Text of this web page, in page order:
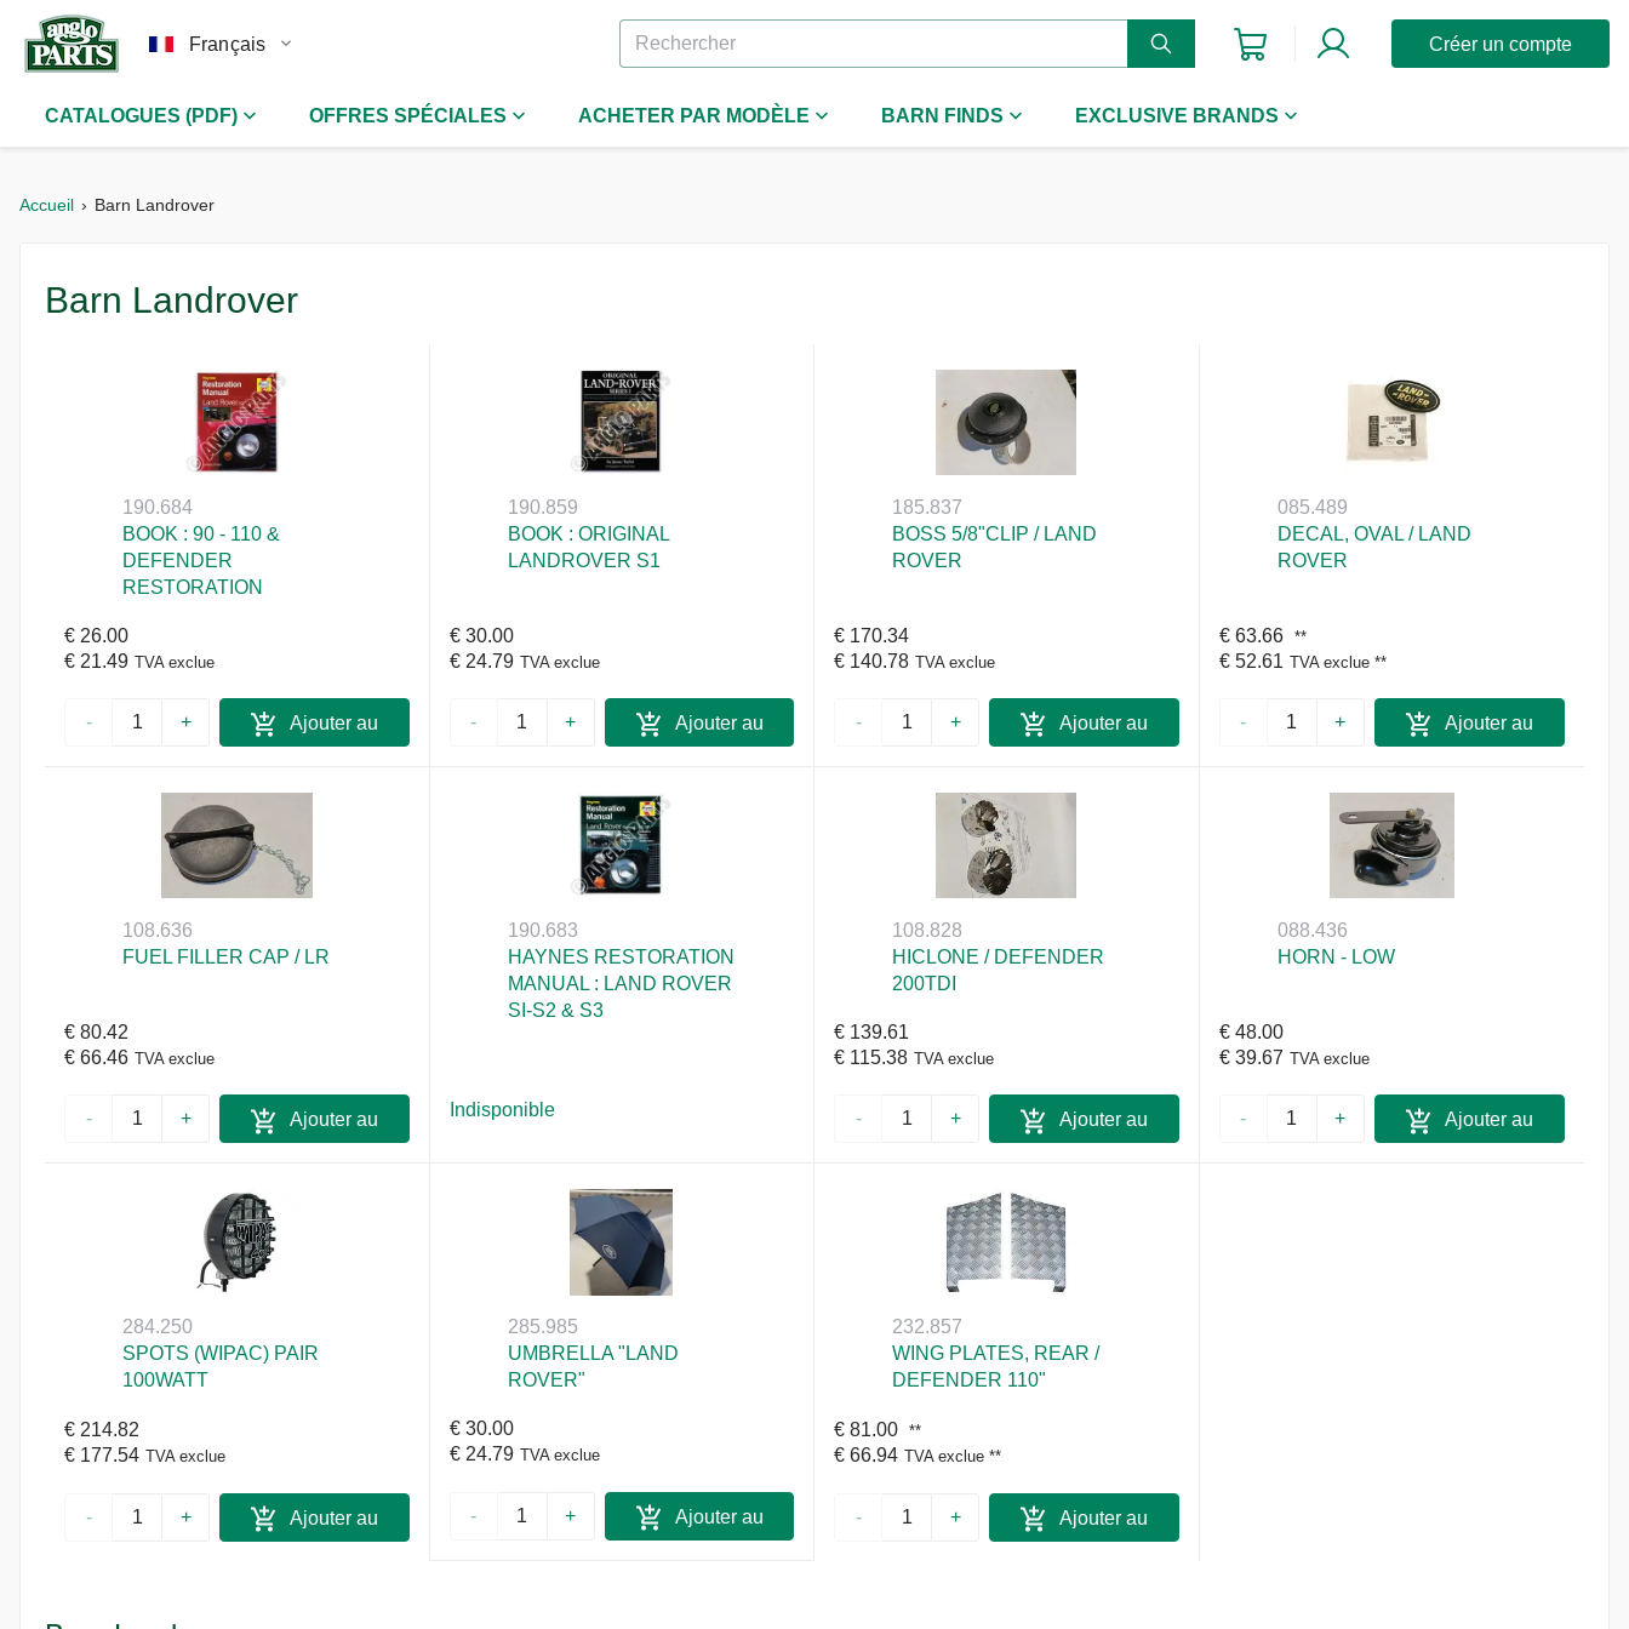
Français Créer un compte
CATALOGUES (PDF) OFFRES SPÉCIALES ACHETER PAR MODÈLE BARN FINDS EXCLUSIVE BRANDS
Accueil Barn Landrover
Barn Landrover
190.684
BOOK : 90 - 110 &
DEFENDER
RESTORATION
€ 26.00
€ 21.49 TVA exclue
- +
Ajouter au
190.859
BOOK : ORIGINAL
LANDROVER S1
€ 30.00
€ 24.79 TVA exclue
- +
Ajouter au
185.837
BOSS 5/8"CLIP / LAND
ROVER
€ 170.34
€ 140.78 TVA exclue
- +
Ajouter au
085.489
DECAL, OVAL / LAND
ROVER
€ 63.66 **
€ 52.61 TVA exclue**
- +
Ajouter au
108.636
FUEL FILLER CAP / LR
€ 80.42
€ 66.46 TVA exclue
- +
Ajouter au
190.683
HAYNES RESTORATION
MANUAL : LAND ROVER
SI-S2 & S3
Indisponible
108.828
HICLONE / DEFENDER
200TDI
€ 139.61
€ 115.38 TVA exclue
- +
Ajouter au
088.436
HORN - LOW
€ 48.00
€ 39.67 TVA exclue
- +
Ajouter au
284.250
SPOTS (WIPAC) PAIR
100WATT
€ 214.82
€ 177.54 TVA exclue
- +
Ajouter au
285.985
UMBRELLA "LAND
ROVER"
€ 30.00
€ 24.79 TVA exclue
- +
Ajouter au
232.857
WING PLATES, REAR /
DEFENDER 110"
€ 81.00 **
€ 66.94 TVA exclue **
- +
Ajouter au